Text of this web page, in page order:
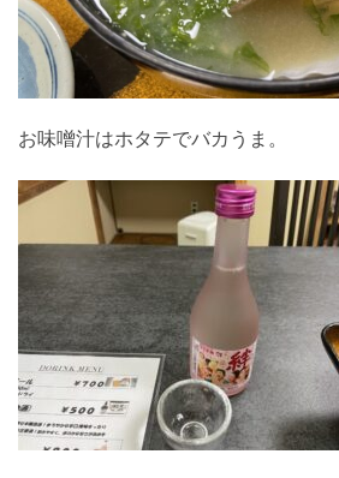
お味噌汁はホタテでバカうま。